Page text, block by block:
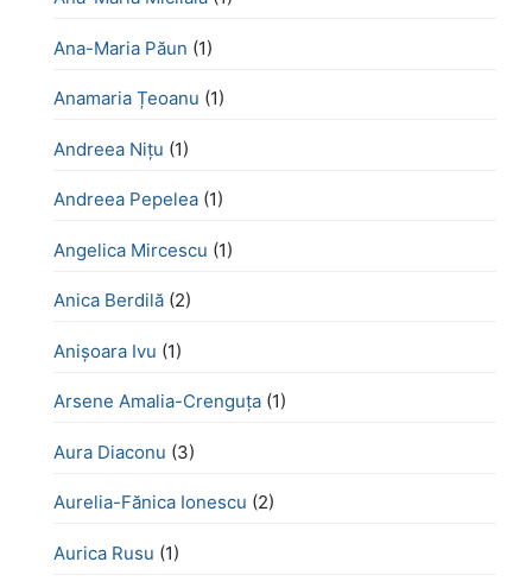
Ana-Maria Păun (1)
Anamaria Țeoanu (1)
Andreea Nițu (1)
Andreea Pepelea (1)
Angelica Mircescu (1)
Anica Berdilă (2)
Anișoara Ivu (1)
Arsene Amalia-Crenguța (1)
Aura Diaconu (3)
Aurelia-Fănica Ionescu (2)
Aurica Rusu (1)